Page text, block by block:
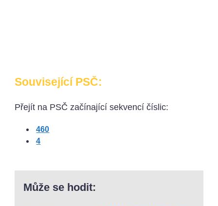
Související PSČ:
Přejít na PSČ začínající sekvencí číslic:
460
4
Může se hodit: